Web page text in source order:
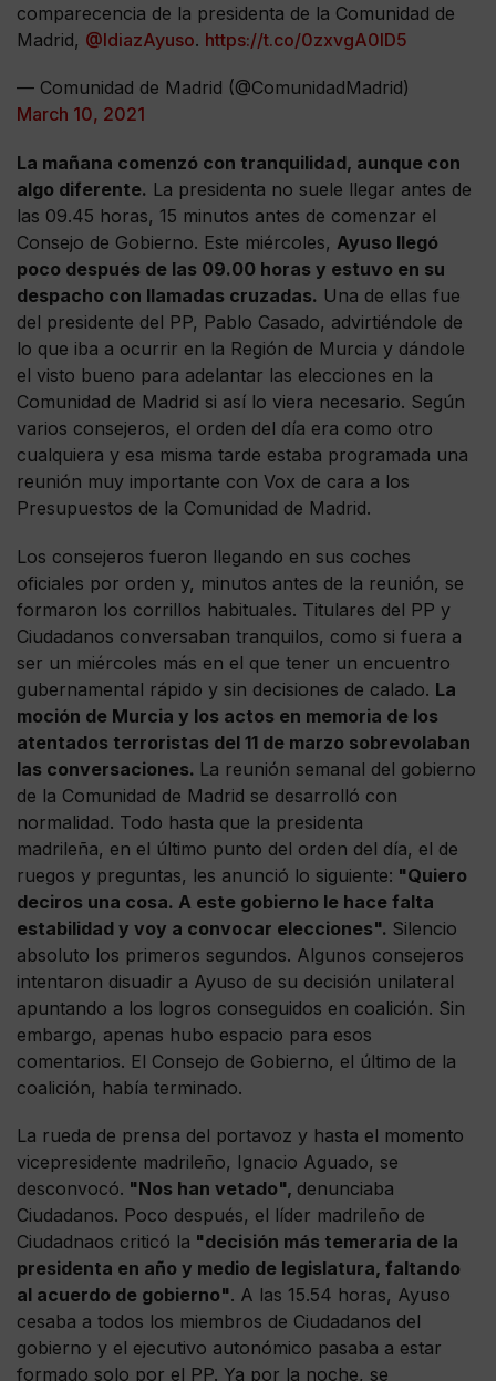
comparecencia de la presidenta de la Comunidad de
Madrid, @IdiazAyuso. https://t.co/0zxvgA0lD5
— Comunidad de Madrid (@ComunidadMadrid)
March 10, 2021
La mañana comenzó con tranquilidad, aunque con
algo diferente. La presidenta no suele llegar antes de
las 09.45 horas, 15 minutos antes de comenzar el
Consejo de Gobierno. Este miércoles, Ayuso llegó
poco después de las 09.00 horas y estuvo en su
despacho con llamadas cruzadas. Una de ellas fue
del presidente del PP, Pablo Casado, advirtiéndole de
lo que iba a ocurrir en la Región de Murcia y dándole
el visto bueno para adelantar las elecciones en la
Comunidad de Madrid si así lo viera necesario. Según
varios consejeros, el orden del día era como otro
cualquiera y esa misma tarde estaba programada una
reunión muy importante con Vox de cara a los
Presupuestos de la Comunidad de Madrid.
Los consejeros fueron llegando en sus coches
oficiales por orden y, minutos antes de la reunión, se
formaron los corrillos habituales. Titulares del PP y
Ciudadanos conversaban tranquilos, como si fuera a
ser un miércoles más en el que tener un encuentro
gubernamental rápido y sin decisiones de calado. La
moción de Murcia y los actos en memoria de los
atentados terroristas del 11 de marzo sobrevolaban
las conversaciones. La reunión semanal del gobierno
de la Comunidad de Madrid se desarrolló con
normalidad. Todo hasta que la presidenta
madrileña, en el último punto del orden del día, el de
ruegos y preguntas, les anunció lo siguiente: "Quiero
deciros una cosa. A este gobierno le hace falta
estabilidad y voy a convocar elecciones". Silencio
absoluto los primeros segundos. Algunos consejeros
intentaron disuadir a Ayuso de su decisión unilateral
apuntando a los logros conseguidos en coalición. Sin
embargo, apenas hubo espacio para esos
comentarios. El Consejo de Gobierno, el último de la
coalición, había terminado.
La rueda de prensa del portavoz y hasta el momento
vicepresidente madrileño, Ignacio Aguado, se
desconvocó. "Nos han vetado", denunciaba
Ciudadanos. Poco después, el líder madrileño de
Ciudadnaos criticó la "decisión más temeraria de la
presidenta en año y medio de legislatura, faltando
al acuerdo de gobierno". A las 15.54 horas, Ayuso
cesaba a todos los miembros de Ciudadanos del
gobierno y el ejecutivo autonómico pasaba a estar
formado solo por el PP. Ya por la noche, se